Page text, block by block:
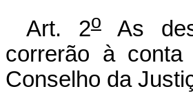
Art. 2oAs
correrão à conta
Conselho da